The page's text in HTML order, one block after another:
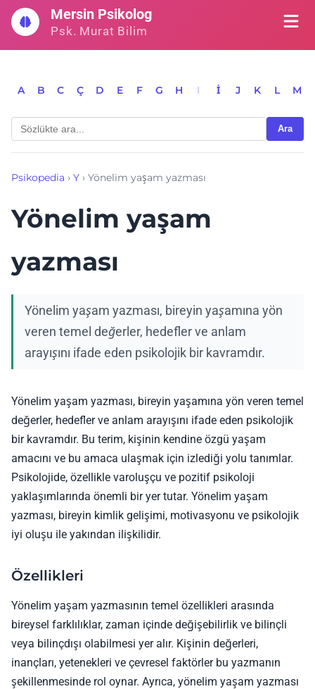
İçeriğe
geç
Mersin Psikolog
Psk. Murat Bilim
A B C Ç D E F G H I İ J K L M
Ara
Psikopedia › Y › Yönelim yaşam yazması
Yönelim yaşam
yazması
Yönelim yaşam yazması, bireyin yaşamına yön
veren temel değerler, hedefler ve anlam
arayışını ifade eden psikolojik bir kavramdır.
Yönelim yaşam yazması, bireyin yaşamına yön veren temel
değerler, hedefler ve anlam arayışını ifade eden psikolojik
bir kavramdır. Bu terim, kişinin kendine özgü yaşam
amacını ve bu amaca ulaşmak için izlediği yolu tanımlar.
Psikolojide, özellikle varoluşçu ve pozitif psikoloji
yaklaşımlarında önemli bir yer tutar. Yönelim yaşam
yazması, bireyin kimlik gelişimi, motivasyonu ve psikolojik
iyi oluşu ile yakından ilişkilidir.
Özellikleri
Yönelim yaşam yazmasının temel özellikleri arasında
bireysel farklılıklar, zaman içinde değişebilirlik ve bilinçli
veya bilinçdışı olabilmesi yer alır. Kişinin değerleri,
inançları, yetenekleri ve çevresel faktörler bu yazmanın
şekillenmesinde rol oynar. Ayrıca, yönelim yaşam yazması